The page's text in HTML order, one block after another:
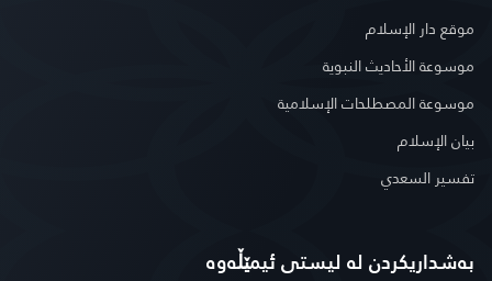
موقع دار الإسلام
موسوعة الأحاديث النبوية
موسوعة المصطلحات الإسلامية
بيان الإسلام
تفسير السعدي
بەشداریکردن لە لیستی ئیمێڵەوە